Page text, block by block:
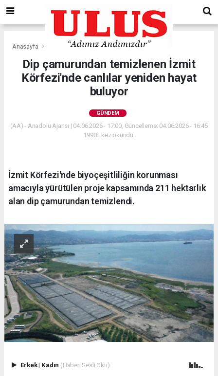
Anasayfa Gündem
Dip çamurundan temizlenen İzmit
Körfezi'nde canlılar yeniden hayat
buluyor
GÜNDEM
(AA) - Anadolu Ajansı | 04.06.2026 - 17:00, Güncelleme: 04.06.2026 - 16:45
1990+ kez okundu.
İzmit Körfezi'nde biyoçeşitliliğin korunması
amacıyla yürütülen proje kapsamında 211 hektarlık
alan dip çamurundan temizlendi.
Erkek| Kadın (Haberi Sesli Oku)